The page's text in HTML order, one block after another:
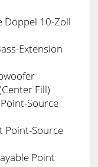
Doppel 10-Zoll
Extension
Fill)
Source
Point-Source
Point